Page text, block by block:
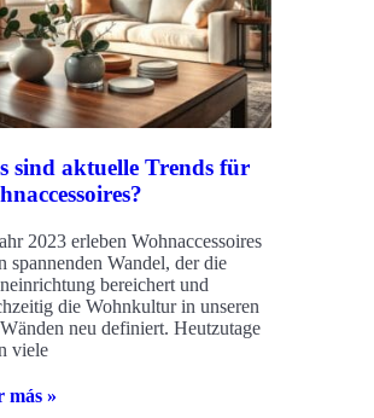
sind aktuelle Trends für
2023 erleben Wohnaccessoires
spannenden Wandel, der die
bereichert und
die Wohnkultur in unseren
neu definiert. Heutzutage
viele
más »